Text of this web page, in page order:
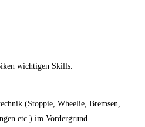
wichtigen Skills.
(Stoppie, Wheelie, Bremsen,
etc.) im Vordergrund.